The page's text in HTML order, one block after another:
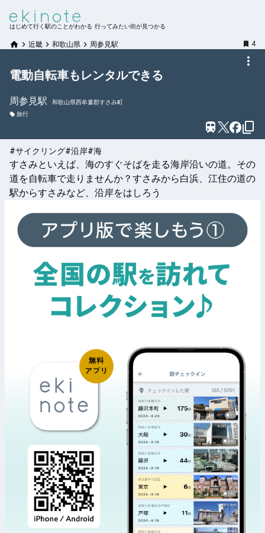
はじめて行く駅のことがわかる 行ってみたい街が見つかる
近畿 和歌山県 周参見駅 4
電動自転車もレンタルできる
周参見駅
和歌山県西牟婁郡すさみ町
旅行
#サイクリング#沿岸#海
すさみといえば、海のすぐそばを走る海岸沿いの道。その
道を自転車で走りませんか？すさみから白浜、江住の道の
駅からすさみなど、沿岸をはしろう